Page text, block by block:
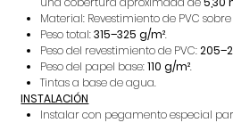
Material: Revestimiento de PVC
Peso total:315–325 g/m².
Peso del revestimiento de PVC:
Peso del papel base:110 g/m².
Tintas a base de agua.
INSTALACIÓN
Instalar con pegamento especial